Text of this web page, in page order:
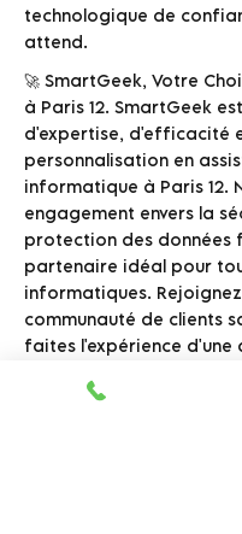
technologique de
attend.
🚀 SmartGeek, Votre
à Paris 12. SmartGeek
d'expertise, d'efficacité
personnalisation en
informatique à Paris 12.
engagement envers la
protection des données
partenaire idéal pour
informatiques.
communauté de clients
faites l'expérience d'une
SmartGeek.